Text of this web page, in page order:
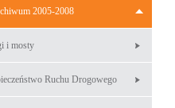
2005-2008
i mosty
Ruchu Drogowego